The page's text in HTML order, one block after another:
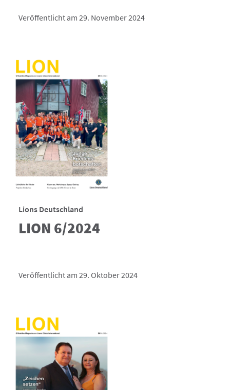
Veröffentlicht am 29. November 2024
Lions Deutschland
LION 6/2024
Veröffentlicht am 29. Oktober 2024